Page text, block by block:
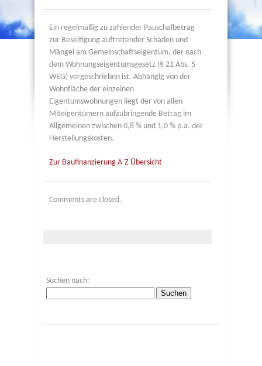
Ein regelmäßig zu zahlender Pauschalbetrag
zur Beseitigung auftretender Schäden und
Mängel am Gemeinschaftseigentum, der nach
dem Wohnungseigentumsgesetz (§ 21 Abs. 5
WEG) vorgeschrieben ist. Abhängig von der
Wohnfläche der einzelnen
Eigentumswohnungen liegt der von allen
Miteigentümern aufzubringende Betrag im
Allgemeinen zwischen 0,8 % und 1,0 % p.a. der
Herstellungskosten.
Zur Baufinanzierung A-Z Übersicht
Comments are closed.
Suchen nach: